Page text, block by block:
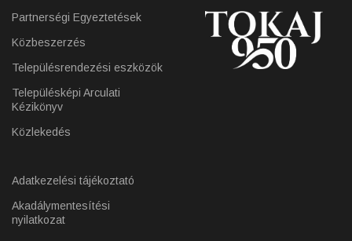
Partnerségi Egyeztetések
Közbeszerzés
Településrendezési eszközök
Településképi Arculati
Kézikönyv
Közlekedés
Adatkezelési tájékoztató
Akadálymentesítési
nyilatkozat